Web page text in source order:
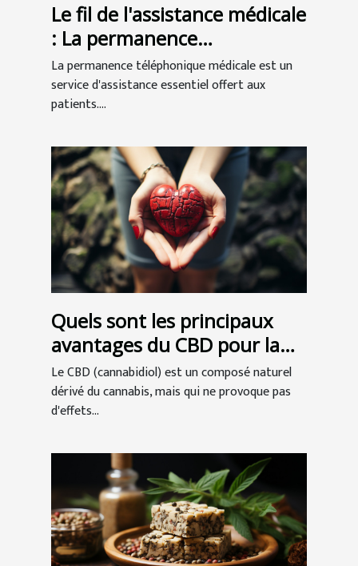
Le fil de l'assistance médicale
: La permanence
téléphonique au service des
patients
La permanence téléphonique médicale est un
service d'assistance essentiel offert aux
patients....
Quels sont les principaux
avantages du CBD pour la
santé ?
Le CBD (cannabidiol) est un composé naturel
dérivé du cannabis, mais qui ne provoque pas
d'effets...